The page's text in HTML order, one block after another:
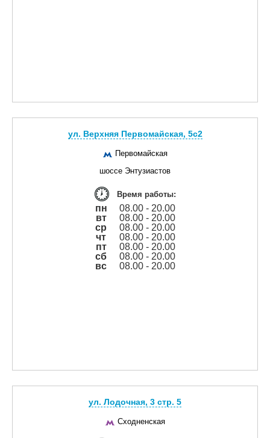
ул. Верхняя Первомайская, 5с2
Первомайская
шоссе Энтузиастов
Время работы:
пн
08.00 - 20.00
вт
08.00 - 20.00
ср
08.00 - 20.00
чт
08.00 - 20.00
пт
08.00 - 20.00
сб
08.00 - 20.00
вс
08.00 - 20.00
ул. Лодочная, 3 cтр. 5
Сходненская